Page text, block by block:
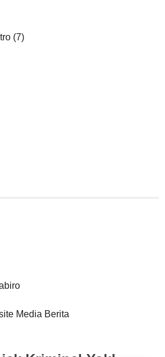
(7)
Media Berita